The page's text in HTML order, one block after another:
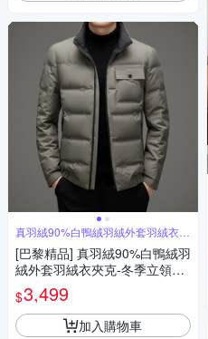
真羽絨90%白鴨絨羽絨外套羽絨衣夾
克
[巴黎精品] 真羽絨90%白鴨絨羽
絨外套羽絨衣夾克-冬季立領短
款加厚保暖男外套3色a1is145
$3,499
加入購物車